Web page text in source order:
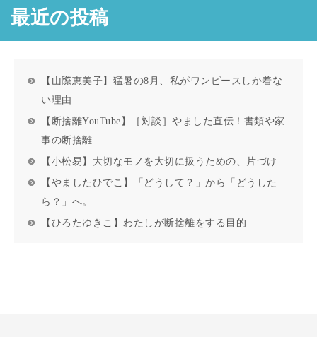
最近の投稿
【山際恵美子】猛暑の8月、私がワンピースしか着な
い理由
【断捨離YouTube】［対談］やました直伝！書類や家
事の断捨離
【小松易】大切なモノを大切に扱うための、片づけ
【やましたひでこ】「どうして？」から「どうした
ら？」へ。
【ひろたゆきこ】わたしが断捨離をする目的